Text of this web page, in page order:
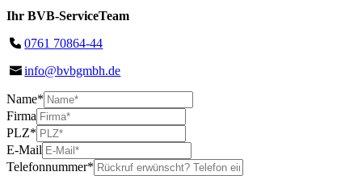
Ihr BVB-ServiceTeam
0761 70864-44
info@bvbgmbh.de
Name*
Firma
PLZ*
E-Mail
Telefonnummer*